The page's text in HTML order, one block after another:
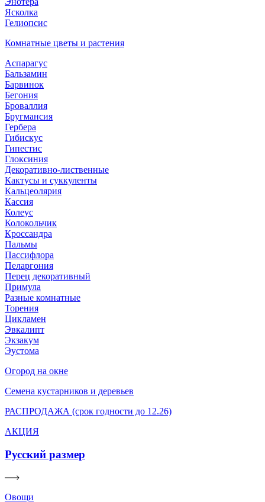
Ясколка
Гелиопсис
Комнатные цветы и растения
Аспарагус
Бальзамин
Барвинок
Бегония
Броваллия
Бругмансия
Гербера
Гибискус
Гипестис
Глоксиния
Декоративно-лиственные
Кактусы и суккуленты
Кальцеолярия
Кассия
Колеус
Колокольчик
Кроссандра
Пальмы
Пассифлора
Пеларгония
Перец декоративный
Примула
Разные комнатные
Торения
Цикламен
Эвкалипт
Экзакум
Эустома
Огород на окне
Семена кустарников и деревьев
РАСПРОДАЖА (срок годности до 12.26)
АКЦИЯ
Русский размер
Овощи